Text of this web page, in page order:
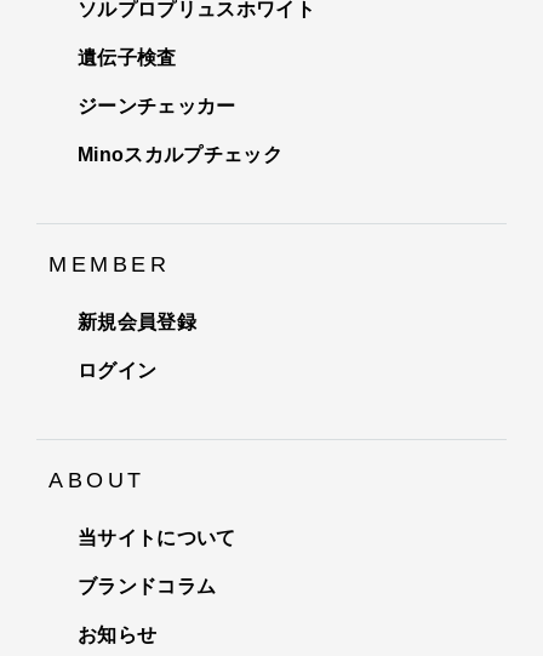
ソルプロプリュスホワイト
遺伝子検査
ジーンチェッカー
Minoスカルプチェック
MEMBER
新規会員登録
ログイン
ABOUT
当サイトについて
ブランドコラム
お知らせ